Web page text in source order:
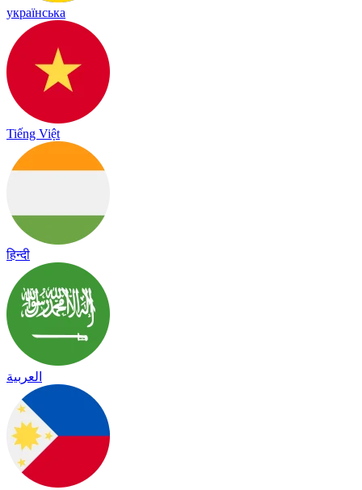
українська
Tiếng Việt
हिन्दी
العربية